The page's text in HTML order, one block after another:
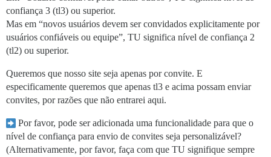
confiança 3 (tl3) ou superior.
Mas em “novos usuários devem ser convidados explicitamente por
usuários confiáveis ou equipe”, TU significa nível de confiança 2
(tl2) ou superior.
Queremos que nosso site seja apenas por convite. E
especificamente queremos que apenas tl3 e acima possam enviar
convites, por razões que não entrarei aqui.
Por favor, pode ser adicionada uma funcionalidade para que o
nível de confiança para envio de convites seja personalizável?
(Alternativamente, por favor, faça com que TU signifique sempre